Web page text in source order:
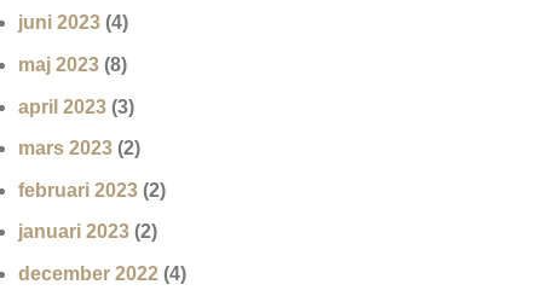
juni 2023 (4)
maj 2023 (8)
april 2023 (3)
mars 2023 (2)
februari 2023 (2)
januari 2023 (2)
december 2022 (4)